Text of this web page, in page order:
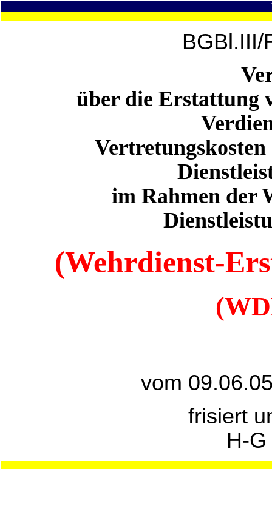
BGBl.III/
über die Erstattung
im Rahmen der
(Wehrdienst-
vom
frisiert
H-